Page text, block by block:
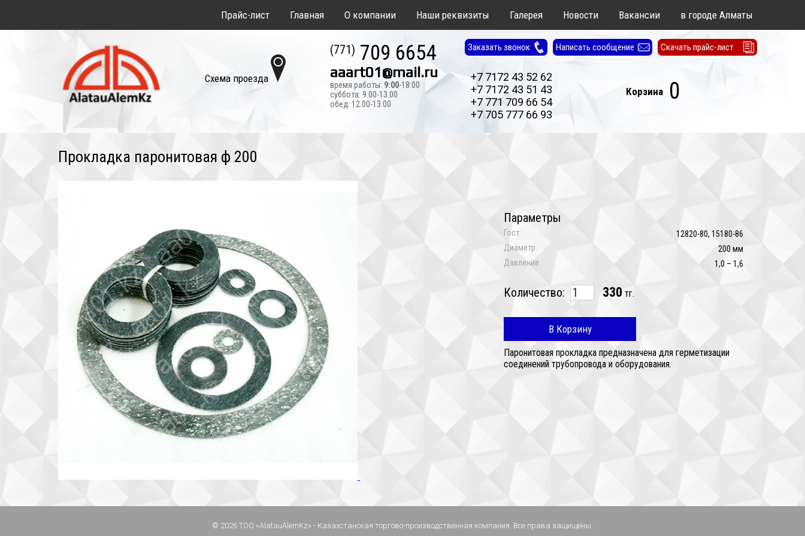
Прайс-лист Главная О компании Наши реквизиты Галерея Новости Вакансии в городе Алматы
Схема проезда
(771) 709 6654
aaart01@mail.ru
время работы: 9:00-18:00
суббота: 9.00-13.00
обед: 12.00-13.00
Заказать звонок Написать сообщение Скачать прайс-лист
+7 7172 43 52 62
+7 7172 43 51 43
+7 771 709 66 54
+7 705 777 66 93
Корзина 0
Прокладка паронитовая ф 200
Параметры
Гост:
12820-80, 15180-86
Диаметр:
200 мм
Давление :
1,0 – 1,6
Количество: 330 тг.
В Корзину
Паронитовая прокладка предназначена для герметизации
соединений трубопровода и оборудования.
© 2026 ТОО «AlatauAlemKz» - Казахстанская торгово-производственная компания. Все права защищены.